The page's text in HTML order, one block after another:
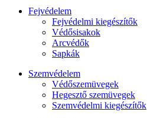
Fejvédelem
Fejvédelmi kiegészítők
Védősisakok
Arcvédők
Sapkák
Szemvédelem
Védőszemüvegek
Hegesztő szemüvegek
Szemvédelmi kiegészítők